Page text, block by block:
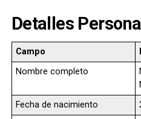
Detalles
Campo
Nombre completo
Fecha de nacimiento